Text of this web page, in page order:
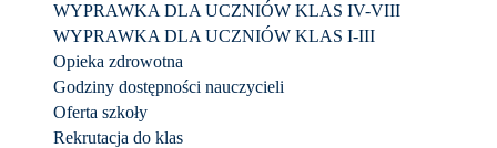
WYPRAWKA DLA UCZNIÓW KLAS IV-VIII
WYPRAWKA DLA UCZNIÓW KLAS I-III
Opieka zdrowotna
Godziny dostępności nauczycieli
Oferta szkoły
Rekrutacja do klas